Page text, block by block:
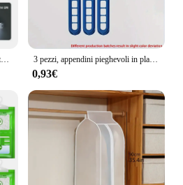
USB Tipo C Sensore di movimento ricaricabile Barra LED Luce notturna a induzione portatile per cucina Comodino Guardaroba Armadio Corridoio 3 pezzi, appendini pieghevoli in plastica a 9 fori, appendiabiti salvaspazio per impieghi gravosi, per camera, armadio, armadio, casa e Dor
0,93€